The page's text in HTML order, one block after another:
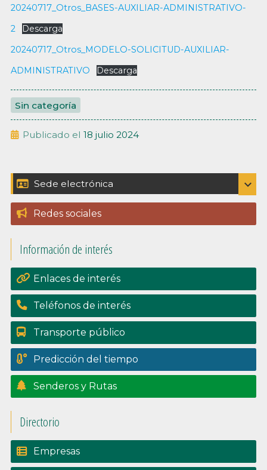
20240717_Otros_BASES-AUXILIAR-ADMINISTRATIVO-
2
Descarga
20240717_Otros_MODELO-SOLICITUD-AUXILIAR-
ADMINISTRATIVO
Descarga
Sin categoría
Publicado el 18 julio 2024
Barra
lateral
principal
Sede electrónica expand_more
Catálogo de trámites
Padrón
Perfil del contratante
Portal de transpariencia
Redes sociales
Información de interés
Enlaces de interés
Teléfonos de interés
Transporte público
Predicción del tiempo
Senderos y Rutas
Directorio
Empresas